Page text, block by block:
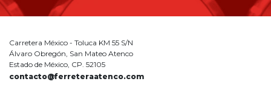
Carretera México - Toluca KM 55 S/N
Álvaro Obregón, San Mateo Atenco
Estado de México, CP. 52105
contacto@ferreteraatenco.com